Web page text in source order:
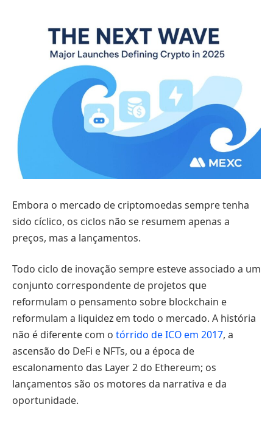
Embora o mercado de criptomoedas sempre tenha
sido cíclico, os ciclos não se resumem apenas a
preços, mas a lançamentos.
Todo ciclo de inovação sempre esteve associado a um
conjunto correspondente de projetos que
reformulam o pensamento sobre blockchain e
reformulam a liquidez em todo o mercado. A história
não é diferente com o tórrido de ICO em 2017, a
ascensão do DeFi e NFTs, ou a época de
escalonamento das Layer 2 do Ethereum; os
lançamentos são os motores da narrativa e da
oportunidade.